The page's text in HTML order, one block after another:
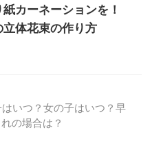
カーネーションを！
体花束の作り方
いつ？女の子はいつ？早
の場合は？